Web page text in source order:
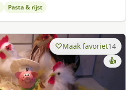
Pasta & rijst
Maak favoriet14
👍